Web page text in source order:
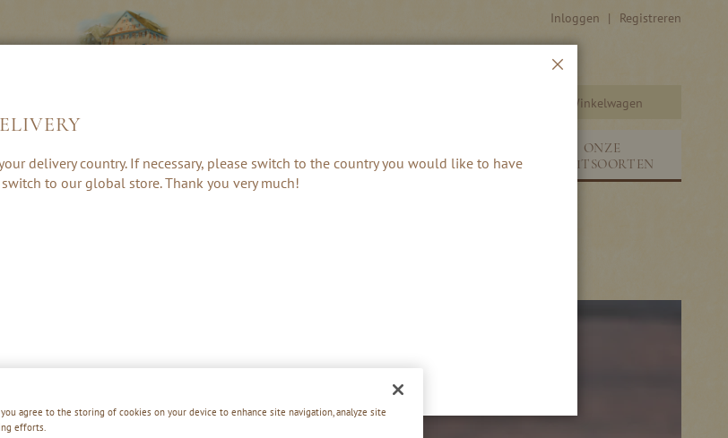
Inloggen Registreren
Winkelwagen
& PUNCH
ACCESSOIRES
NIEUW
ONZE
FRUITSOORTEN
you agree to the storing of cookies on your device to enhance site navigation, analyze site
efforts.
delivery country. If necessary, please switch to the country you would like to have
to our global store. Thank you very much!